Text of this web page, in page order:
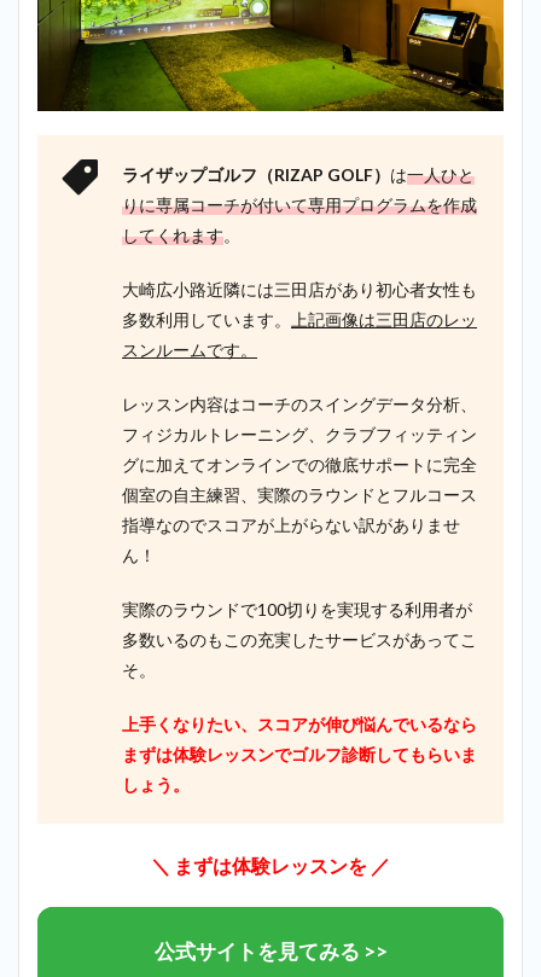
ライザップゴルフ（RIZAP GOLF） は一人ひと
りに専属コーチが付いて専用プログラムを作成
してくれます。
大崎広小路近隣には三田店があり初心者女性も
多数利用しています。
上記画像は三田店のレッ
スンルームです。
レッスン内容はコーチのスイングデータ分析、
フィジカルトレーニング、クラブフィッティン
グに加えてオンラインでの徹底サポートに完全
個室の自主練習、実際のラウンドとフルコース
指導なのでスコアが上がらない訳がありませ
ん！
実際のラウンドで100切りを実現する利用者が
多数いるのもこの充実したサービスがあってこ
そ。
上手くなりたい、スコアが伸び悩んでいるなら
まずは体験レッスンでゴルフ診断してもらいま
しょう。
＼ まずは体験レッスンを ／
公式サイトを見てみる >>